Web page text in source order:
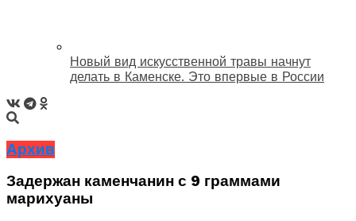
Новый вид искусственной травы начнут
делать в Каменске. Это впервые в России
Архив
Задержан каменчанин с 9 граммами
марихуаны